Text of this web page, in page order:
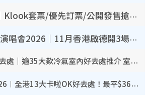
人夫集團｜Klook套票/優先訂票/公開發售搶飛攻略！附票價.購票連結.場地座位表
BIGBANG演唱會2026｜11月香港啟德開3場！實名制VIP申請、優先購票攻略
香港室內好去處｜逾35大歎冷氣室內好去處推介 室內活動免費避雨無懼落雨
唱K推介2026︱全港13大卡啦OK好去處！最平$36起 日文K都有！(附地址+收費詳情)